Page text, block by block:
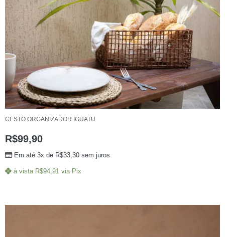
CESTO ORGANIZADOR IGUATU
R$99,90
Em até 3x de R$33,30 sem juros
à vista R$94,91 via Pix